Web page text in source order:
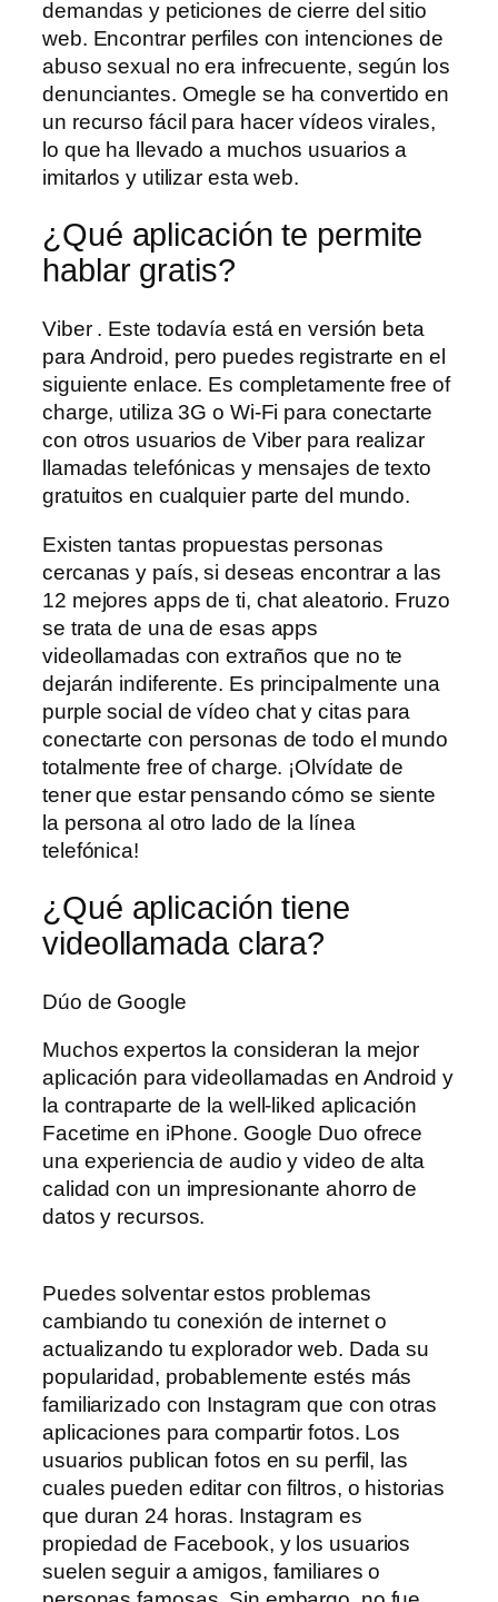
demandas y peticiones de cierre del sitio
web. Encontrar perfiles con intenciones de
abuso sexual no era infrecuente, según los
denunciantes. Omegle se ha convertido en
un recurso fácil para hacer vídeos virales,
lo que ha llevado a muchos usuarios a
imitarlos y utilizar esta web.
¿Qué aplicación te permite
hablar gratis?
Viber . Este todavía está en versión beta
para Android, pero puedes registrarte en el
siguiente enlace. Es completamente free of
charge, utiliza 3G o Wi-Fi para conectarte
con otros usuarios de Viber para realizar
llamadas telefónicas y mensajes de texto
gratuitos en cualquier parte del mundo.
Existen tantas propuestas personas
cercanas y país, si deseas encontrar a las
12 mejores apps de ti, chat aleatorio. Fruzo
se trata de una de esas apps
videollamadas con extraños que no te
dejarán indiferente. Es principalmente una
purple social de vídeo chat y citas para
conectarte con personas de todo el mundo
totalmente free of charge. ¡Olvídate de
tener que estar pensando cómo se siente
la persona al otro lado de la línea
telefónica!
¿Qué aplicación tiene
videollamada clara?
Dúo de Google
Muchos expertos la consideran la mejor
aplicación para videollamadas en Android y
la contraparte de la well-liked aplicación
Facetime en iPhone. Google Duo ofrece
una experiencia de audio y video de alta
calidad con un impresionante ahorro de
datos y recursos.
Puedes solventar estos problemas
cambiando tu conexión de internet o
actualizando tu explorador web. Dada su
popularidad, probablemente estés más
familiarizado con Instagram que con otras
aplicaciones para compartir fotos. Los
usuarios publican fotos en su perfil, las
cuales pueden editar con filtros, o historias
que duran 24 horas. Instagram es
propiedad de Facebook, y los usuarios
suelen seguir a amigos, familiares o